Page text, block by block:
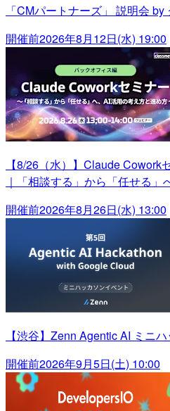
「CMパートナーズ」 説明会
開催前2026年8月12日(水) 19:00
【8/26（水）】Claude
｜「相談する」から「任せる
開催前2026年8月26日(水) 13:00
【渋谷】Zenn Agentic AI ミニ
開催前2026年9月5日(土) 10:00